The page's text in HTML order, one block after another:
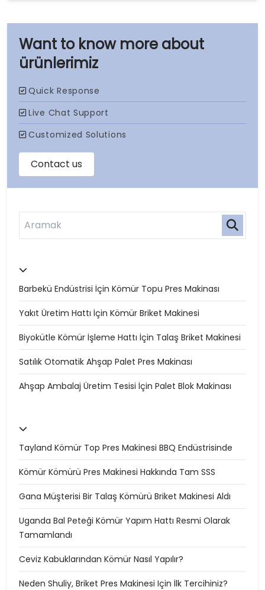
ürünlerimiz
Barbekü Endüstrisi İçin Kömür Topu Pres Makinası
Yakıt Üretim Hattı İçin Kömür Briket Makinesi
Biyokütle Kömür İşleme Hattı İçin Talaş Briket Makinesi
Satılık Otomatik Ahşap Palet Pres Makinası
Ahşap Ambalaj Üretim Tesisi İçin Palet Blok Makinası
Tayland Kömür Top Pres Makinesi BBQ Endüstrisinde
Kömür Kömürü Pres Makinesi Hakkında Tam SSS
Gana Müşterisi Bir Talaş Kömürü Briket Makinesi Aldı
Uganda Bal Peteği Kömür Yapım Hattı Resmi Olarak
Tamamlandı
Ceviz Kabuklarından Kömür Nasıl Yapılır?
Neden Shuliy, Briket Pres Makinesi Için İlk Tercihiniz?